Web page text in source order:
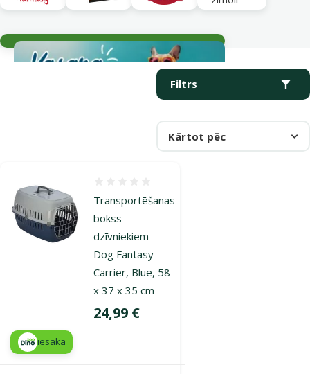
Filtrs
Kārtot pēc
Produkti kategorijā Transportēšanas boksi un somas seskiem
Transportēšanas
bokss
dzīvniekiem –
Dog Fantasy
Carrier, Blue, 58
x 37 x 35 cm
Cena
24,99 €
iesaka